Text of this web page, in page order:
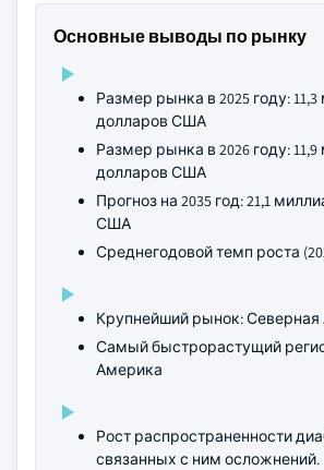
Основные выводы по рынку
Размер рынка в 2025 году:
долларов США
Размер рынка в 2026 году:
долларов США
Прогноз на 2035 год: 21,1
США
Среднегодовой темп роста
Крупнейший рынок:
Самый быстрорастущий
Америка
Рост распространенности
связанных с ним осложнений.